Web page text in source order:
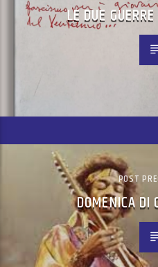
LE DUE
POST
DOMENICA DI